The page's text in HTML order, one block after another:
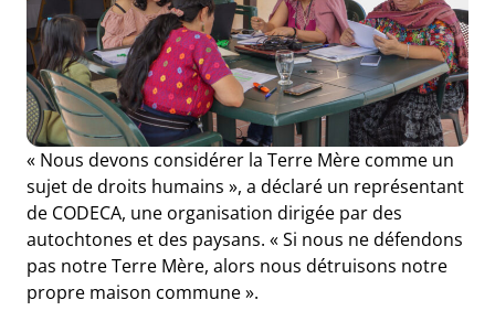
« Nous devons considérer la Terre Mère comme un
sujet de droits humains », a déclaré un représentant
de CODECA, une organisation dirigée par des
autochtones et des paysans. « Si nous ne défendons
pas notre Terre Mère, alors nous détruisons notre
propre maison commune ».